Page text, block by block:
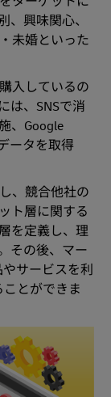
、興味関心、
未婚といった
入しているの
は、SNSで消
、Google
ータを取得
、競合他社の
ト層に関する
を定義し、理
その後、マー
サービスを利
とができま